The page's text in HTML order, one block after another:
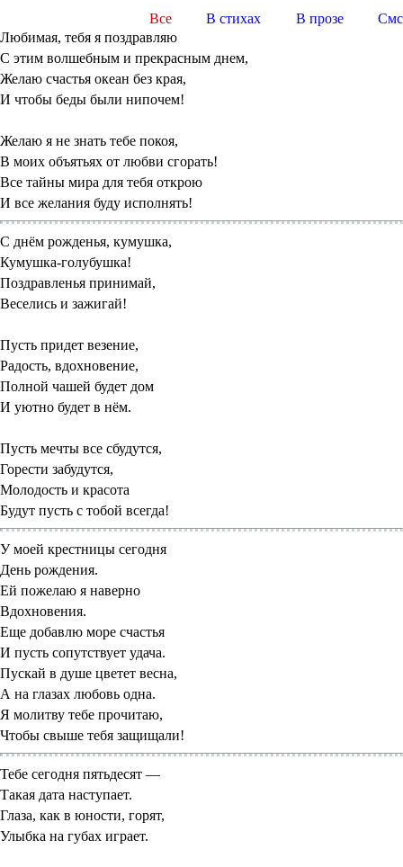
Все В стихах В прозе
Смс
Любимая, тебя я поздравляю
С этим волшебным и прекрасным днем,
Желаю счастья океан без края,
И чтобы беды были нипочем!
Желаю я не знать тебе покоя,
В моих объятьях от любви сгорать!
Все тайны мира для тебя открою
И все желания буду исполнять!
С днём рожденья, кумушка,
Кумушка-голубушка!
Поздравленья принимай,
Веселись и зажигай!
Пусть придет везение,
Радость, вдохновение,
Полной чашей будет дом
И уютно будет в нём.
Пусть мечты все сбудутся,
Горести забудутся,
Молодость и красота
Будут пусть с тобой всегда!
У моей крестницы сегодня
День рождения.
Ей пожелаю я наверно
Вдохновения.
Еще добавлю море счастья
И пусть сопутствует удача.
Пускай в душе цветет весна,
А на глазах любовь одна.
Я молитву тебе прочитаю,
Чтобы свыше тебя защищали!
Тебе сегодня пятьдесят —
Такая дата наступает.
Глаза, как в юности, горят,
Улыбка на губах играет.